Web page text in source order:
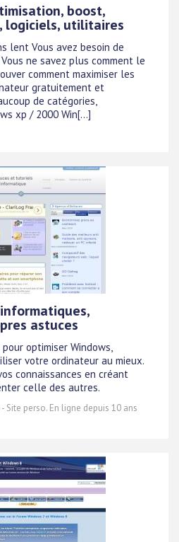
boost,
logiciels, utilitaires
lent Vous avez besoin de
ne savez plus comment le
comment maximiser les
gratuitement et
de catégories,
xp / 2000 Win[...]
astuces
optimiser Windows,
votre ordinateur au mieux.
connaissances en créant
celle des autres.
- Site perso. En ligne depuis 10 ans